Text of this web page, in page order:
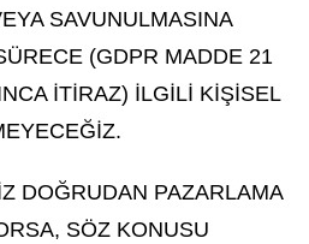
SAVUNULMASINA
(GDPR MADDE 21
İTİRAZ) İLGİLİ KİŞİSEL
DOĞRUDAN PAZARLAMA
SÖZ KONUSU